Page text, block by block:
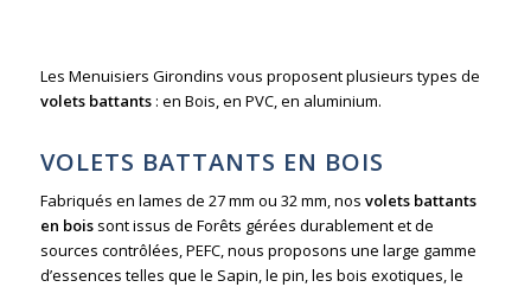
Les Menuisiers Girondins vous proposent plusieurs types de
voletsbattants: en Bois, en PVC, en aluminium.
VOLETS BATTANTS EN BOIS
Fabriqués en lames de 27 mm ou 32 mm, nos volets battants
en boissont issus de Forêts gérées durablement et de
sources contrôlées, PEFC, nous proposons une large gamme
d’essences telles que le Sapin, le pin, les bois exotiques, le